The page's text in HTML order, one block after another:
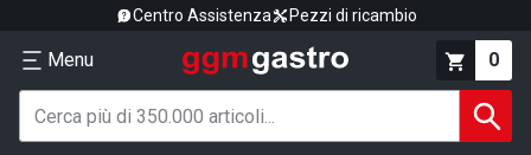
Centro Assistenza Pezzi di ricambio
Menu 0